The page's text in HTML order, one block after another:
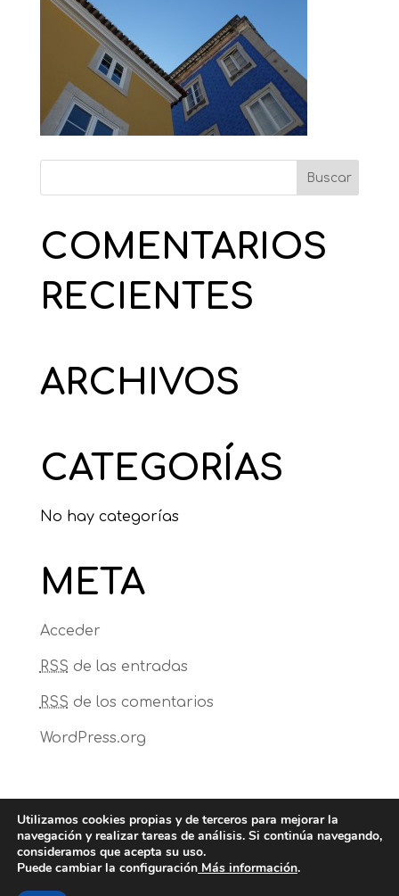
COMENTARIOS
RECIENTES
ARCHIVOS
CATEGORÍAS
No hay categorías
META
Acceder
RSS de las entradas
RSS de los comentarios
WordPress.org
Diseñado por F. Díaz | Todos los
Utilizamos cookies propias y de terceros para mejorar la
navegación y realizar tareas de análisis. Si continúa navegando,
consideramos que acepta su uso.
Puede cambiar la configuración Más información.